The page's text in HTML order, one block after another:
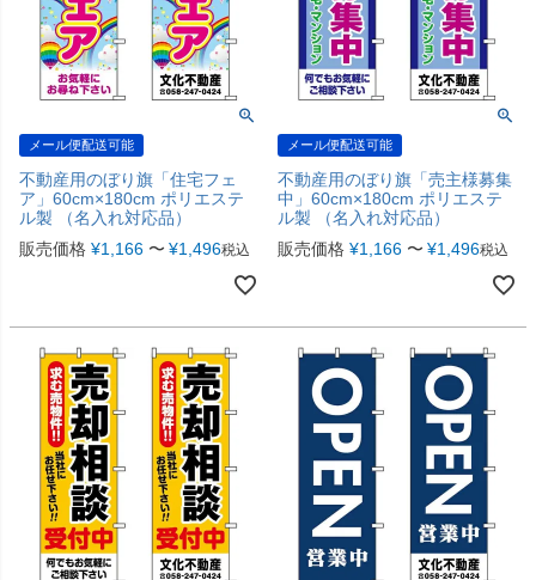
メール便配送可能
不動産用のぼり旗「住宅フェ
ア」60cm×180cm ポリエステ
ル製 （名入れ対応品）
販売価格 ¥1,166 〜 ¥1,496税込
メール便配送可能
不動産用のぼり旗「売主様募集
中」60cm×180cm ポリエステ
ル製 （名入れ対応品）
販売価格 ¥1,166 〜 ¥1,496税込